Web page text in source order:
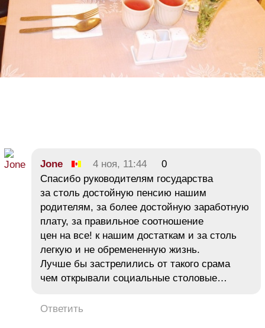
Jone 4 ноя, 11:44
0
Спасибо руководителям государства
за столь достойную пенсию нашим
родителям, за более достойную заработную
плату, за правильное соотношение
цен на все! к нашим достаткам и за столь
легкую и не обремененную жизнь.
Лучше бы застрелились от такого срама
чем открывали социальные столовые…
Ответить